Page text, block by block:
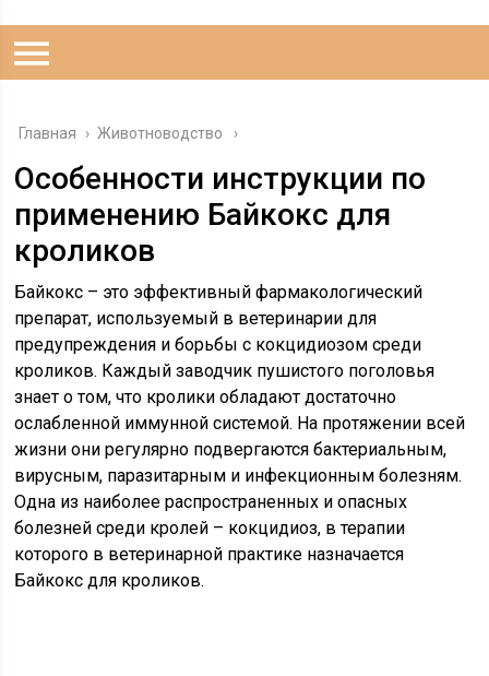
Главная › Животноводство
Особенности инструкции по
применению Байкокс для
кроликов
Байкокс – это эффективный фармакологический
препарат, используемый в ветеринарии для
предупреждения и борьбы с кокцидиозом среди
кроликов. Каждый заводчик пушистого поголовья
знает о том, что кролики обладают достаточно
ослабленной иммунной системой. На протяжении всей
жизни они регулярно подвергаются бактериальным,
вирусным, паразитарным и инфекционным болезням.
Одна из наиболее распространенных и опасных
болезней среди кролей – кокцидиоз, в терапии
которого в ветеринарной практике назначается
Байкокс для кроликов.